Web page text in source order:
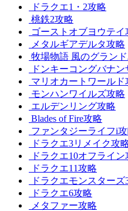
ドラクエ1・2攻略
桃鉄2攻略
ゴーストオブヨウテイ
メタルギアデルタ攻略
牧場物語 風のグラン
ドンキーコングバナン
マリオカートワールド
モンハンワイルズ攻略
エルデンリング攻略
Blades of Fire攻略
ファンタジーライフi
ドラクエ3リメイク攻
ドラクエ10オフライン
ドラクエ11攻略
ドラクエモンスターズ
ドラクエ6攻略
メタファー攻略